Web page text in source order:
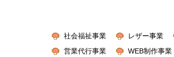
社会福祉事業 レザー事業
営業代行事業
WEB制作事業